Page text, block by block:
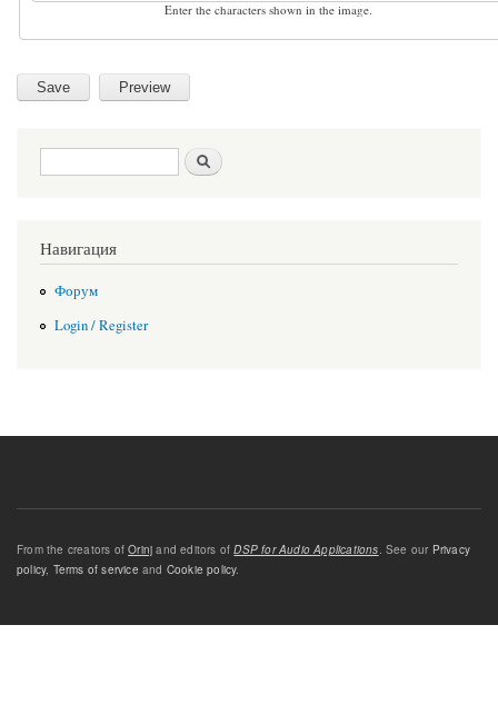
Enter the characters shown in the image.
Search form
Навигация
Форум
Login / Register
From the creators ofOrinj and editors ofDSP for Audio Applications. See our Privacy
policy, Terms of service and Cookie policy.